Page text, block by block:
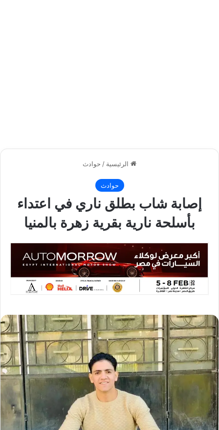
الرئيسية / حوادث
حوادث
إصابة شاب بطلق ناري في اعتداء
بأسلحة نارية بقرية زهرة بالمنيا